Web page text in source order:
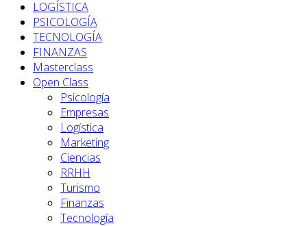
LOGÍSTICA
PSICOLOGÍA
TECNOLOGÍA
FINANZAS
Masterclass
Open Class
Psicología
Empresas
Logística
Marketing
Ciencias
RRHH
Turismo
Finanzas
Tecnología